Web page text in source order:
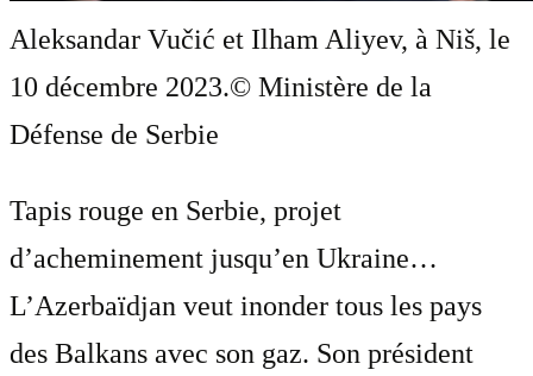
Aleksandar Vučić et Ilham Aliyev, à Niš, le
10 décembre 2023.© Ministère de la
Défense de Serbie
Tapis rouge en Serbie, projet
d’acheminement jusqu’en Ukraine…
L’Azerbaïdjan veut inonder tous les pays
des Balkans avec son gaz. Son président